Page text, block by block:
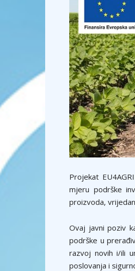
Projekat
mjeru podrške
proizvoda,
Ovaj javni poziv
podrške u
razvoj novih i/ili
poslovanja i